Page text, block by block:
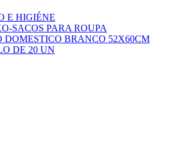
E HIGIÉNE
SACOS PARA ROUPA
DOMESTICO BRANCO 52X60CM
DE 20 UN